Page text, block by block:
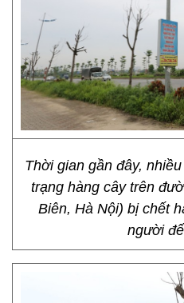
Thời gian gần đây,
trạng hàng cây trên
Biên, Hà Nội) bị chết
người